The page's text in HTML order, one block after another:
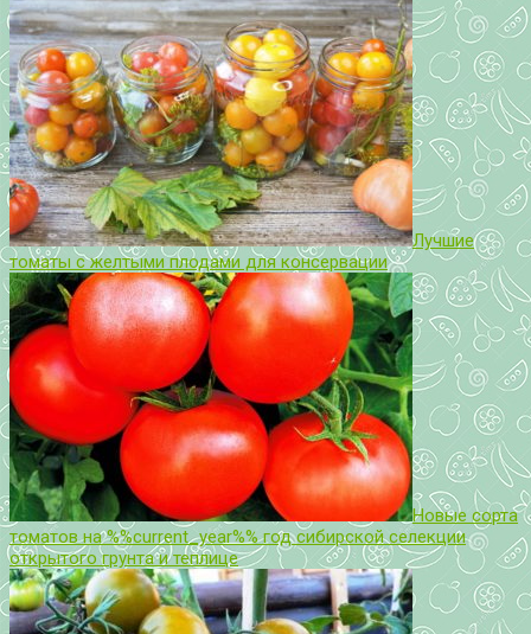
Лучшие
томаты с желтыми плодами для консервации
Новые сорта
томатов на %%current_year%% год сибирской селекции
открытого грунта и теплице